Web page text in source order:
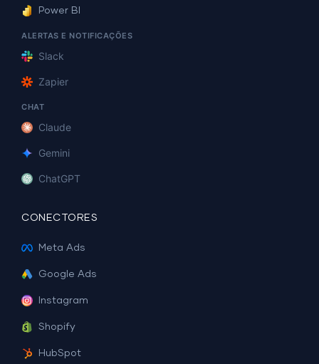
Power BI
ALERTAS E NOTIFICAÇÕES
Slack
Zapier
CHAT
Claude
Gemini
ChatGPT
CONECTORES
Meta Ads
Google Ads
Instagram
Shopify
HubSpot